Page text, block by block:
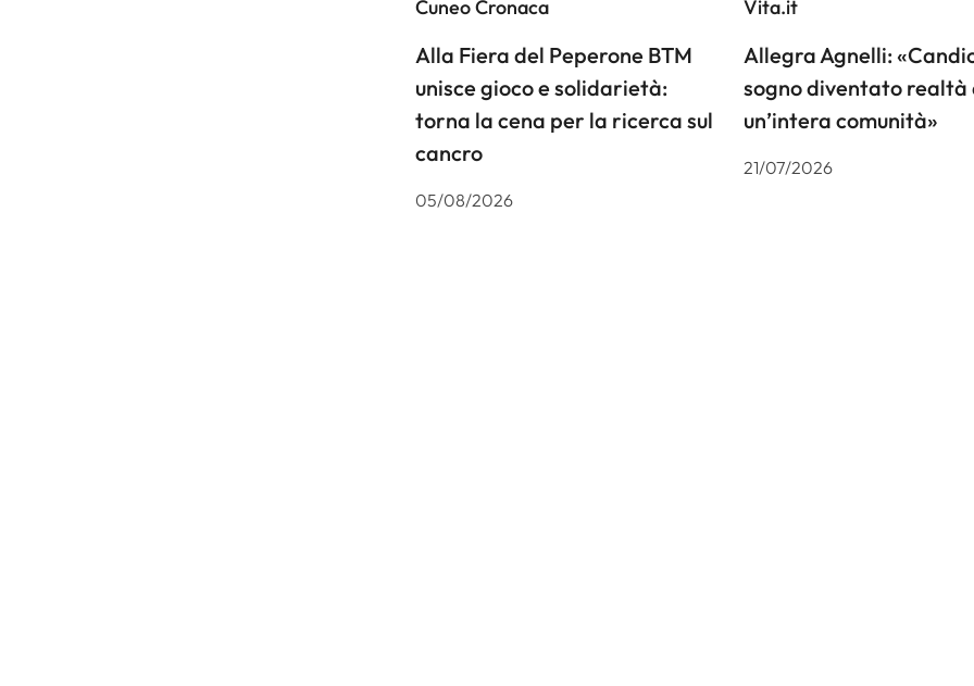
Cuneo Cronaca
Alla Fiera del Peperone BTM
unisce gioco e solidarietà:
torna la cena per la ricerca sul
cancro
05/08/2026
Vita.it
Allegra Agnelli:
sogno diventato realtà
un’intera comunità»
21/07/2026